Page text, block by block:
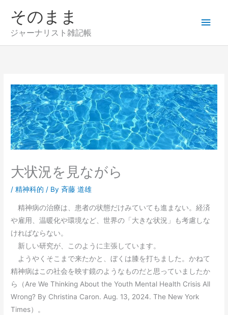
ス
そのまま
ジャーナリスト雑記帳
メ
イ
メ
ニ
ュ
ー
大状況を見ながら
/精神科的 / By斉藤 道雄
精神病の治療は、患者の状態だけみていても進まない。経済
や雇用、温暖化や環境など、世界の「大きな状況」も考慮しな
ければならない。
新しい研究が、このように主張しています。
ようやくそこまで来たかと、ぼくは膝を打ちました。かねて
精神病はこの社会を映す鏡のようなものだと思っていましたか
ら（Are We Thinking About the Youth Mental Health Crisis All
Wrong? By Christina Caron. Aug. 13, 2024. The New York
Times）。